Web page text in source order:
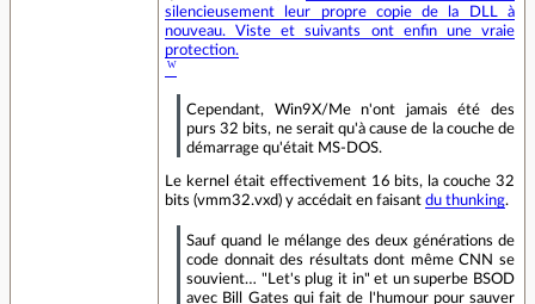
silencieusement leur propre copie de la DLL à
nouveau. Viste et suivants ont enfin une vraie
protection.
Cependant, Win9X/Me n'ont jamais été des
purs 32 bits, ne serait qu'à cause de la couche de
démarrage qu'était MS-DOS.
Le kernel était effectivement 16 bits, la couche 32
bits (vmm32.vxd) y accédait en faisantdu thunking.
Sauf quand le mélange des deux générations de
code donnait des résultats dont même CNN se
souvient… "Let's plug it in" et un superbe BSOD
avec Bill Gates qui fait de l'humour pour sauver